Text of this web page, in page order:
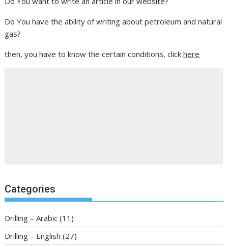
Do You have the ability of writing about petroleum and natural
gas?
then, you have to know the certain conditions, clickhere
Categories
Drilling – Arabic (11)
Drilling – English (27)